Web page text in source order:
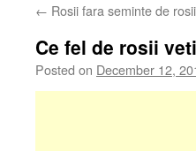
← Rosii fara seminte de rosii
Ce fel de rosii
Posted on December 12,